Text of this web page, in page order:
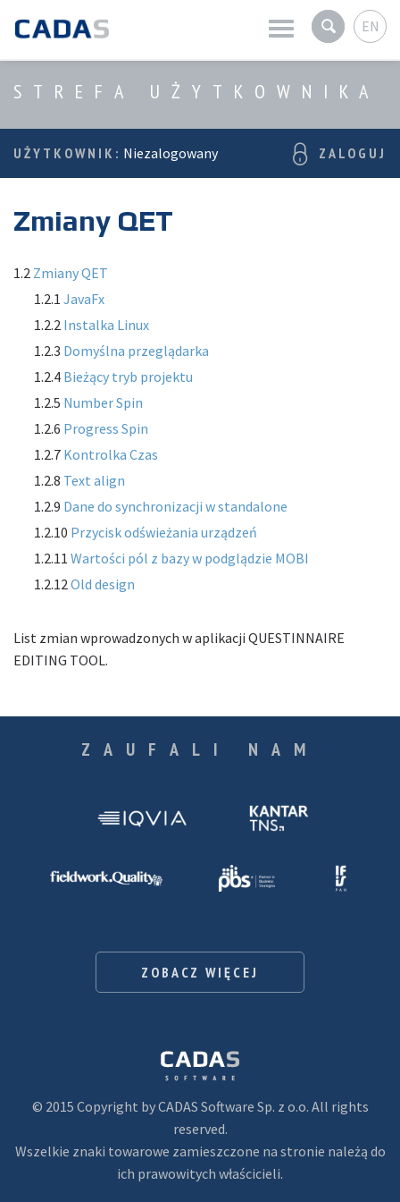
EN
Aktualności
O firmie
STREFA UŻYTKOWNIKA
UŻYTKOWNIK: Niezalogowany ZALOGUJ
Zmiany QET
1.2 Zmiany QET
1.2.1 JavaFx
1.2.2 Instalka Linux
1.2.3 Domyślna przeglądarka
1.2.4 Bieżący tryb projektu
1.2.5 Number Spin
1.2.6 Progress Spin
1.2.7 Kontrolka Czas
1.2.8 Text align
1.2.9 Dane do synchronizacji w standalone
1.2.10 Przycisk odświeżania urządzeń
1.2.11 Wartości pól z bazy w podglądzie MOBI
1.2.12Old design
List zmian wprowadzonych w aplikacji QUESTINNAIRE
EDITING TOOL.
ZAUFALI NAM
ZOBACZ WIĘCEJ
© 2015 Copyright by CADAS Software Sp. z o.o. All rights
reserved.
Wszelkie znaki towarowe zamieszczone na stronie należą do
ich prawowitych właścicieli.